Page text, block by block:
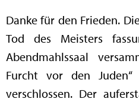
Danke für den Frieden.
Tod des Meisters
Abendmahlssaal
Furcht vor den
verschlossen. Der